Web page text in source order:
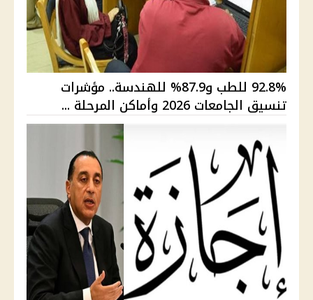
92.8% للطب و87.9% للهندسة.. مؤشرات
تنسيق الجامعات 2026 وأماكن المرحلة ...